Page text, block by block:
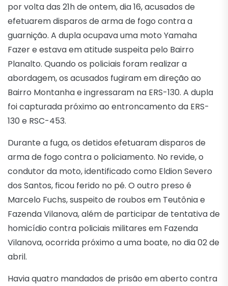
por volta das 21h de ontem, dia 16, acusados de
efetuarem disparos de arma de fogo contra a
guarnição. A dupla ocupava uma moto Yamaha
Fazer e estava em atitude suspeita pelo Bairro
Planalto. Quando os policiais foram realizar a
abordagem, os acusados fugiram em direção ao
Bairro Montanha e ingressaram na ERS-130. A dupla
foi capturada próximo ao entroncamento da ERS-
130 e RSC-453.
Durante a fuga, os detidos efetuaram disparos de
arma de fogo contra o policiamento. No revide, o
condutor da moto, identificado como Eldion Severo
dos Santos, ficou ferido no pé. O outro preso é
Marcelo Fuchs, suspeito de roubos em Teutônia e
Fazenda Vilanova, além de participar de tentativa de
homicídio contra policiais militares em Fazenda
Vilanova, ocorrida próximo a uma boate, no dia 02 de
abril.
Havia quatro mandados de prisão em aberto contra